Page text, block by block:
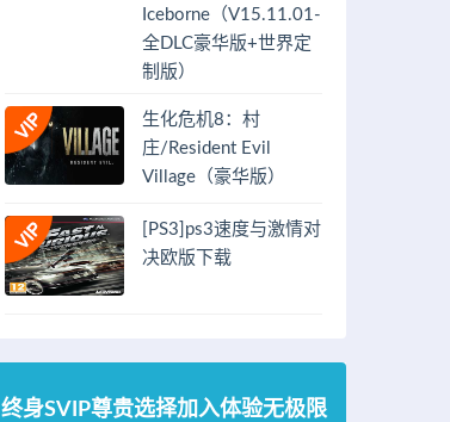
Iceborne（V15.11.01-
全DLC豪华版+世界定
制版）
生化危机8：村
庄/Resident Evil
Village（豪华版）
[PS3]ps3速度与激情对
决欧版下载
终身SVIP尊贵选择加入体验无极限